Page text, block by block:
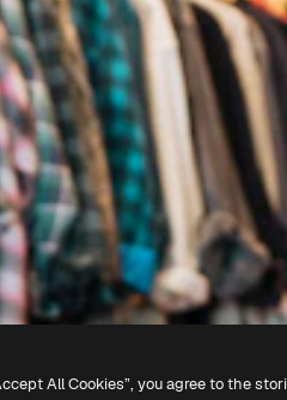
All Cookies”, you agree to the